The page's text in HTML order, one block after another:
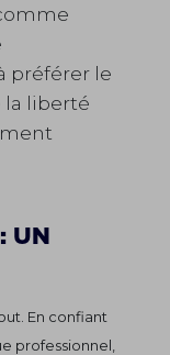
préférer le
la liberté
un
En confiant
professionnel,